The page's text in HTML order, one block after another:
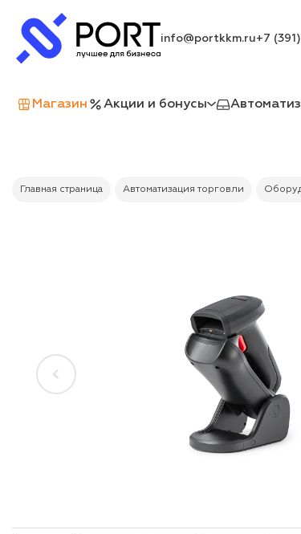
info@portkkm.ru+7
Магазин Акции и бонусы
Главная страница Автоматизация торговли